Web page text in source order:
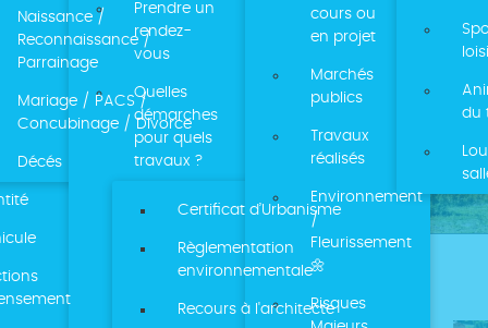
Naissance /
Reconnaissance /
Parrainage
Mariage / PACS /
Concubinage / Divorce
Décés
Prendre un
rendez-
vous
Quelles
démarches
pour quels
travaux ?
Certificat d’Urbanisme
Règlementation
environnementale
Recours à l'architecte
cours ou
en projet
Marchés
publics
Travaux
réalisés
Environnement
/
Fleurissement
🌼
Risques
du
AIGUEBLANCHE